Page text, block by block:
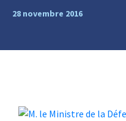
28 novembre 2016